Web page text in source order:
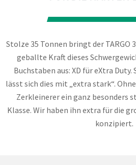
Stolze 35 Tonnen bringt der TARGO
geballte Kraft dieses
Buchstaben aus: XD für eXtra
lässt sich dies mit „extra stark“.
Zerkleinerer ein ganz besonders
Klasse. Wir haben ihn extra für die
konzipiert.